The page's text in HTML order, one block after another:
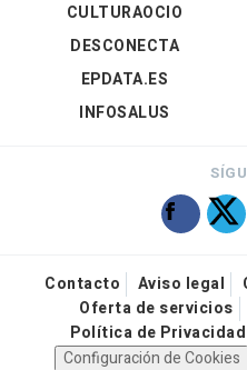
CULTURAOCIO
DESCONECTA
EPDATA.ES
INFOSALUS
Contacto Aviso legal
Oferta de servicios
Política de Privacidad
Configuración de Cookies